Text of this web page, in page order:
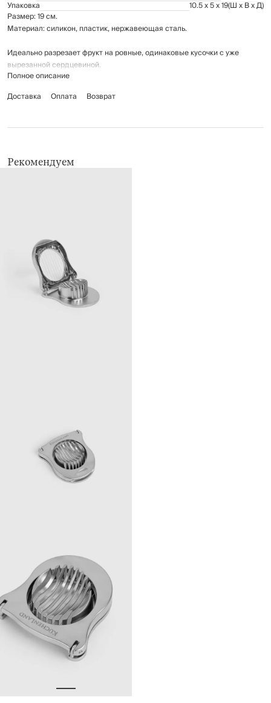
Упаковка 10.5 x 5 x 19(Ш x В x Д)
Размер: 19 см.
Материал: силикон, пластик, нержавеющая сталь.
Идеально разрезает фрукт на ровные, одинаковые кусочки с уже
вырезанной сердцевиной.
средств. Не использовать для ухода абразивные чистящие средства и
Полное описание
Доставка
Оплата Возврат
Рекомендуем